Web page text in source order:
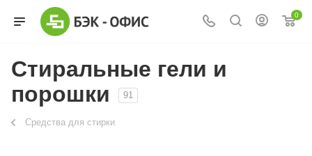
0
Стиральные гели и
порошки
91
Средства для стирки